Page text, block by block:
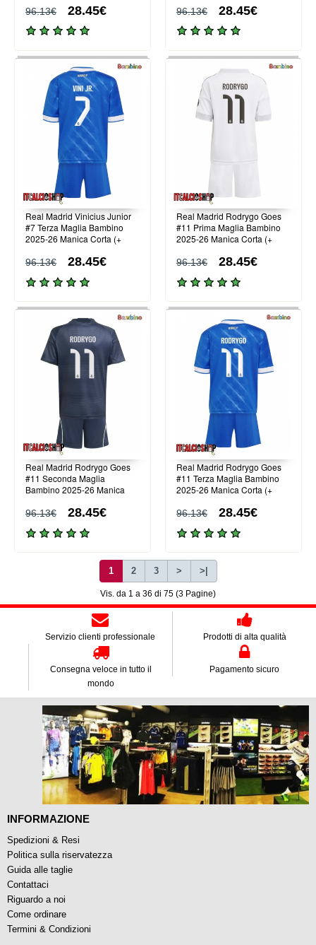
96.13€ 28.45€ 96.13€ 28.45€
Real Madrid Vinicius Junior
#7 Terza Maglia Bambino
2025-26 Manica Corta (+
96.13€ 28.45€
Real Madrid Rodrygo Goes
#11 Prima Maglia Bambino
2025-26 Manica Corta (+
96.13€ 28.45€
Real Madrid Rodrygo Goes
#11 Seconda Maglia
Bambino 2025-26 Manica
96.13€ 28.45€
Real Madrid Rodrygo Goes
#11 Terza Maglia Bambino
2025-26 Manica Corta (+
96.13€ 28.45€
1 2 3 > >|
Vis. da 1 a 36 di 75 (3 Pagine)
Servizio clienti professionale Prodotti di alta qualità
Consegna veloce in tutto il
mondo
Pagamento sicuro
INFORMAZIONE
Spedizioni & Resi
Politica sulla riservatezza
Guida alle taglie
Contattaci
Riguardo a noi
Come ordinare
Termini & Condizioni